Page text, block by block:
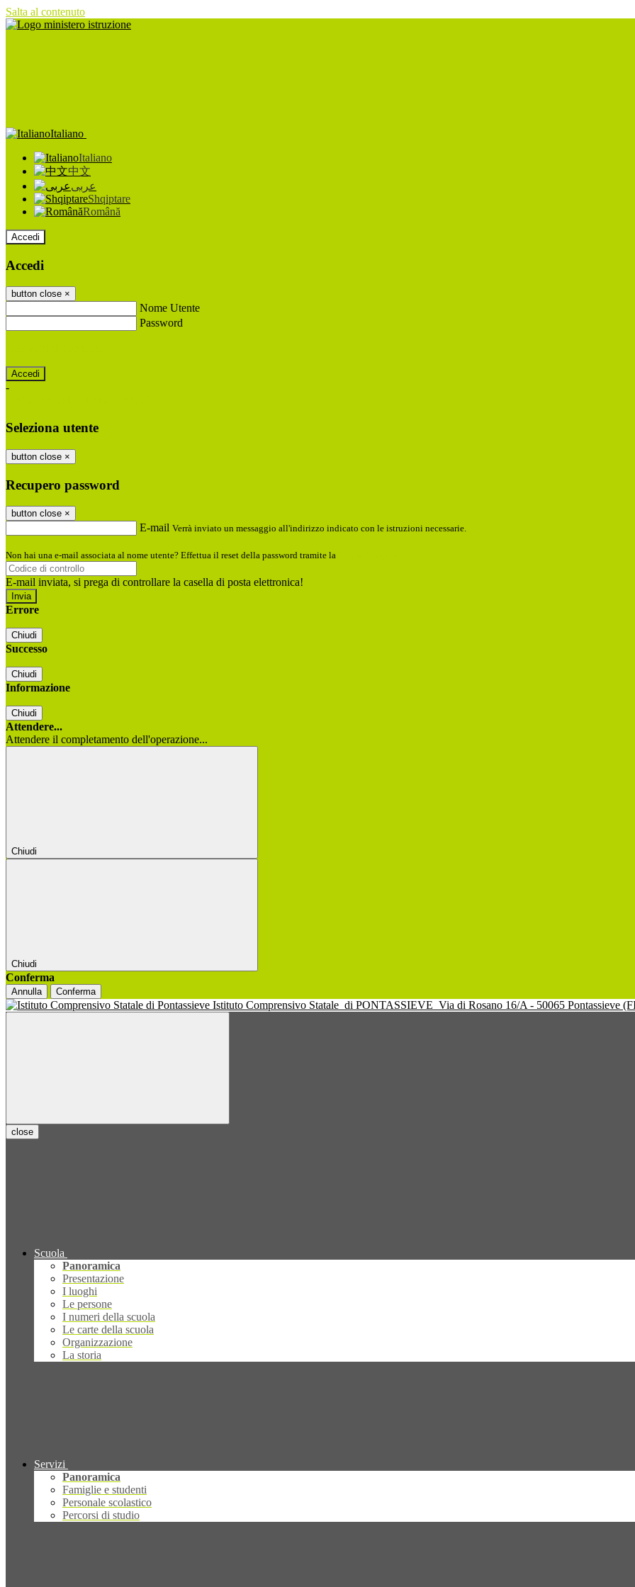
Salta al contenuto
Italiano
Italiano
中文
عربى
Shqiptare
Română
Accedi
Accedi
button close ×
Nome Utente
Password
-
Seleziona utente
button close ×
Recupero password
button close ×
E-mail Verrà inviato un messaggio all'indirizzo indicato con le istruzioni necessarie.
Non hai una e-mail associata al nome utente? Effettua il reset della password tramite la
E-mail inviata, si prega di controllare la casella di posta elettronica!
Errore
Chiudi
Successo
Chiudi
Informazione
Chiudi
Attendere...
Attendere il completamento dell'operazione...
Chiudi
Chiudi
Conferma
Annulla Conferma
Istituto Comprensivo Statale di PONTASSIEVE Via di Rosano 16/A - 50065 Pontassieve
close
Scuola
Panoramica
Presentazione
I luoghi
Le persone
I numeri della scuola
Le carte della scuola
Organizzazione
La storia
Servizi
Panoramica
Famiglie e studenti
Personale scolastico
Percorsi di studio